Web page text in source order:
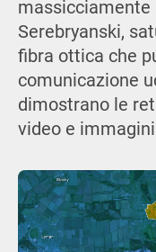
massicciamente
Serebryanski,
fibra ottica che
comunicazione
dimostrano le
video e